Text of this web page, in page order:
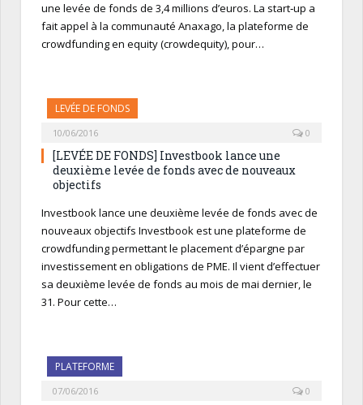
une levée de fonds de 3,4 millions d’euros. La start‑up a
fait appel à la communauté Anaxago, la plateforme de
crowdfunding en equity (crowdequity), pour…
LEVÉE DE FONDS
10/06/2016 0
[LEVÉE DE FONDS] Investbook lance une
deuxième levée de fonds avec de nouveaux
objectifs
Investbook lance une deuxième levée de fonds avec de
nouveaux objectifs Investbook est une plateforme de
crowdfunding permettant le placement d’épargne par
investissement en obligations de PME. Il vient d’effectuer
sa deuxième levée de fonds au mois de mai dernier, le
31. Pour cette…
PLATEFORME
07/06/2016 0